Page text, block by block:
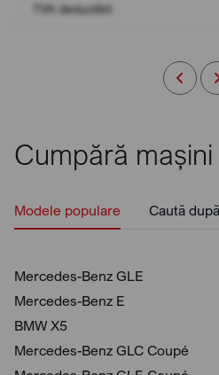
TVA deductibil
Cumpără
Modele populare Caută
Mercedes-Benz GLE
Mercedes-Benz E
BMW X5
Mercedes-Benz GLC Coupé